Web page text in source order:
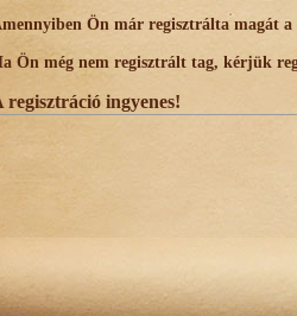
Ön már regisztrálta magát
Ön még nem regisztrált tag, kérjük
regisztráció ingyenes!